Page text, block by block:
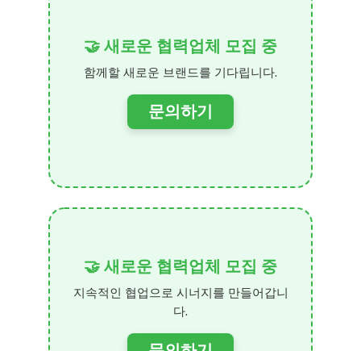
🤝 새로운 협력업체 모집 중
함께할 새로운 브랜드를 기다립니다.
문의하기
🤝 새로운 협력업체 모집 중
지속적인 협업으로 시너지를 만들어갑니
다.